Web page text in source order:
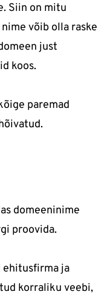
Siin on mitu
võib olla raske
just
koos.
paremad
domeeninime
proovida.
ehitusfirma ja
korraliku veebi,